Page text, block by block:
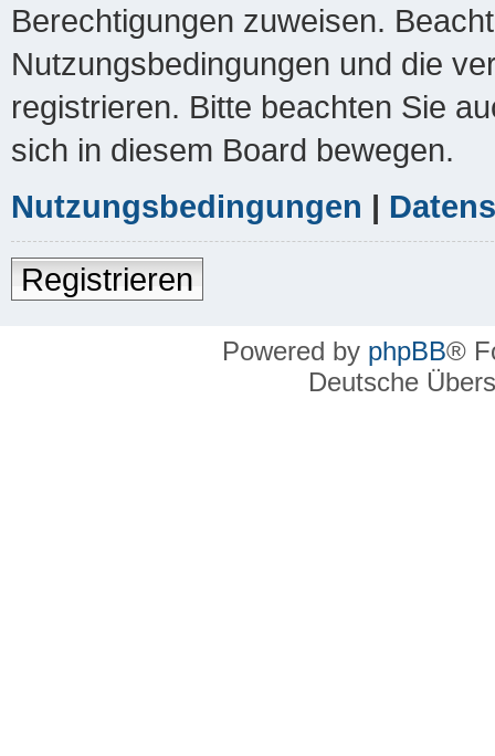
Berechtigungen zuweisen.
Nutzungsbedingungen und die
registrieren. Bitte beachten Sie
sich in diesem Board bewegen.
Nutzungsbedingungen |
Registrieren
Powered by phpBB®
Deutsche